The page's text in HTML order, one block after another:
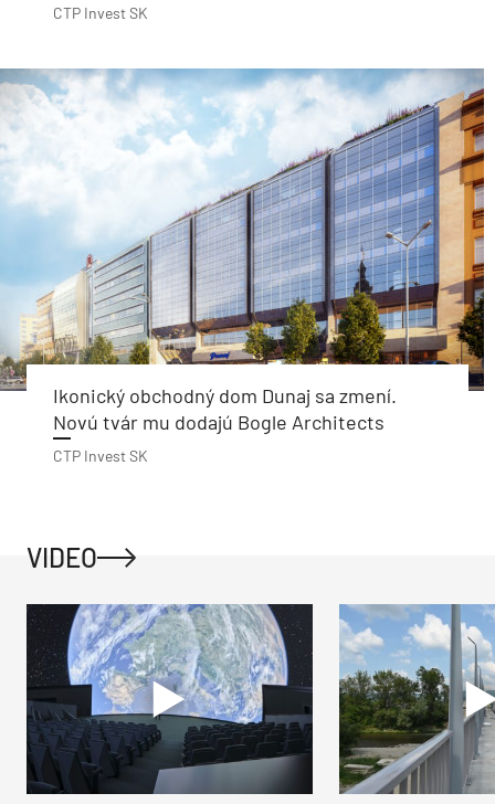
CTP Invest SK
Ikonický obchodný dom Dunaj sa zmení.
Novú tvár mu dodajú Bogle Architects
CTP Invest SK
VIDEO